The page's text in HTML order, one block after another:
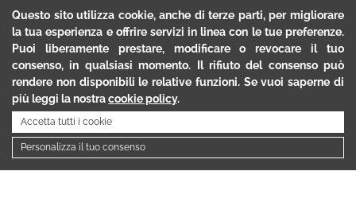
Questo sito utilizza cookie, anche di terze parti, per migliorare
la tua esperienza e offrire servizi in linea con le tue preferenze.
Puoi liberamente prestare, modificare o revocare il tuo
consenso, in qualsiasi momento. Il rifiuto del consenso può
rendere non disponibili le relative funzioni. Se vuoi saperne di
più leggi la nostracookie policy.
Accetta tutti i cookie
Personalizza il tuo consenso